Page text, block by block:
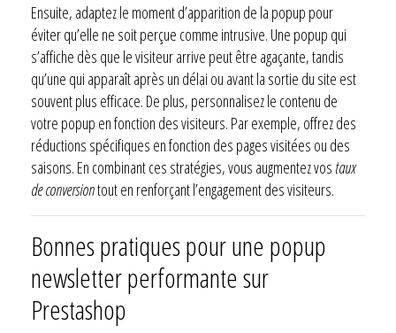
Ensuite, adaptez le moment d’apparition de la popup pour
éviter qu’elle ne soit perçue comme intrusive. Une popup qui
s’affiche dès que le visiteur arrive peut être agaçante, tandis
qu’une qui apparaît après un délai ou avant la sortie du site est
souvent plus efficace. De plus, personnalisez le contenu de
votre popup en fonction des visiteurs. Par exemple, offrez des
réductions spécifiques en fonction des pages visitées ou des
saisons. En combinant ces stratégies, vous augmentez vostaux
de conversiontout en renforçant l’engagement des visiteurs.
Bonnes pratiques pour une popup
newsletter performante sur
Prestashop